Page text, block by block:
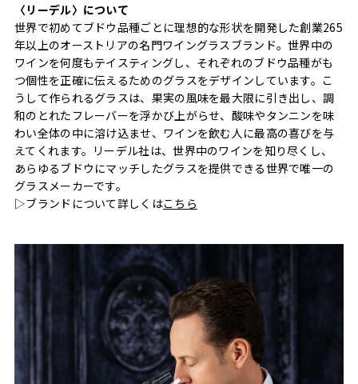
〈リーデル〉について
世界で初めてブドウ品種ごとに理想的な形状を開発した創業265
年以上のオーストリアの名門ワイングラスブランド。世界中の
ワインを何度もテイスティングし、それぞれのブドウ品種がも
つ個性を正確に伝えるためのグラスをデザインしています。こ
うして作られるグラスは、果実の風味を最大限に引き出し、調
和のとれたフレーバーを浮かび上がらせ、酸味やタンニンを味
わい全体の中に溶け込ませ、ワインを飲む人に最高の喜びを与
えてくれます。リーデル社は、世界中のワインを知り尽くし、
あらゆるブドウにマッチしたグラスを提供できる世界で唯一の
グラスメーカーです。
▷ブランドについて詳しくはこちら